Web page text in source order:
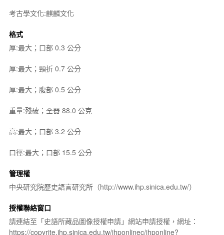
考古學文化:麒麟文化
格式
厚:最大；口部 0.3 公分
厚:最大；頸折 0.7 公分
厚:最大；腹部 0.5 公分
重量:殘破；全器 88.0 公克
高:最大；口部 3.2 公分
口徑:最大；口部 15.5 公分
管理權
中央研究院歷史語言研究所（http://www.ihp.sinica.edu.tw/）
授權聯絡窗口
請連結至「史語所藏品圖像授權申請」網站申請授權，網址：
https://copyrite.ihp.sinica.edu.tw/ihponlinec/ihponline?